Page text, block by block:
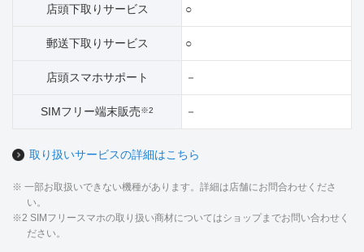
店頭下取りサービス ○
郵送下取りサービス ○
店頭スマホサポート －
SIMフリー端末販売※2 －
取り扱いサービスの詳細はこちら
※ 一部お取扱いできない機種があります。詳細は店舗にお問合わせくださ
い。
※2 SIMフリースマホの取り扱い商材についてはショップまでお問い合わせく
ださい。